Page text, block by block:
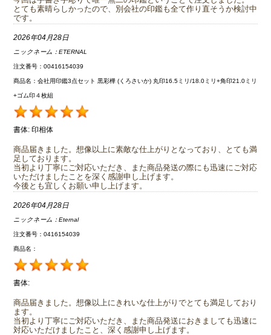
とても素晴らしかったので、別会社の印鑑も全て作り直そうか検討中
です。
2026年04月28日
ニックネーム：ETERNAL
注文番号：00416154039
商品名：会社用印鑑3点セット 黒彩樺 (くろさいか) 丸印16.5ミリ/18.0ミリ+角印21.0ミリ
+ゴム印４枚組
書体: 印相体
商品届きました。想像以上に素敵な仕上がりとなっており、とても満
足しております。
当初より丁寧にご対応いただき、また商品発送の際にも迅速にご対応
いただけましたことを深く感謝申し上げます。
今後とも宜しくお願い申し上げます。
2026年04月28日
ニックネーム：Eternal
注文番号：0416154039
商品名：
書体:
商品届きました。想像以上にきれいな仕上がりでとても満足しており
ます。
当初より丁寧にご対応いただき、また商品発送におきましても迅速に
対応いただけましたこと、深く感謝申し上げます。